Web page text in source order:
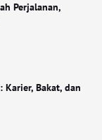
Perjalanan,
Karier, Bakat, dan